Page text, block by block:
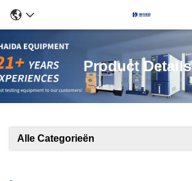
Product Details
Alle Categorieën